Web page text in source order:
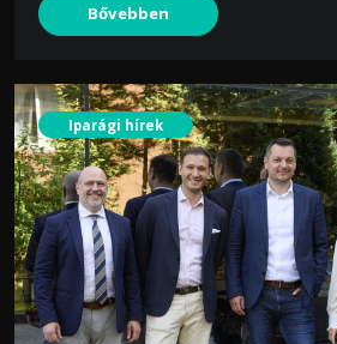
Bővebben
Iparági hírek